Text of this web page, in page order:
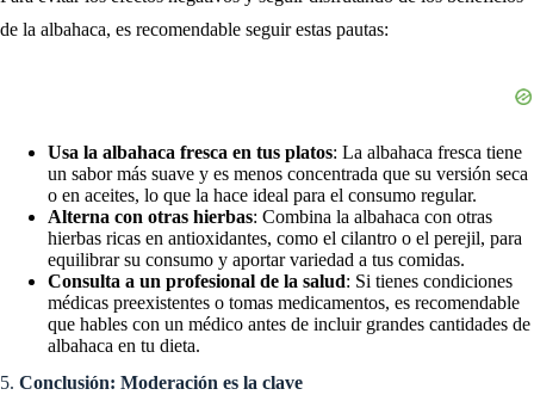
de la albahaca, es recomendable seguir estas pautas:
Usa la albahaca fresca en tus platos: La albahaca fresca tiene
un sabor más suave y es menos concentrada que su versión seca
o en aceites, lo que la hace ideal para el consumo regular.
Alterna con otras hierbas: Combina la albahaca con otras
hierbas ricas en antioxidantes, como el cilantro o el perejil, para
equilibrar su consumo y aportar variedad a tus comidas.
Consulta a un profesional de la salud: Si tienes condiciones
médicas preexistentes o tomas medicamentos, es recomendable
que hables con un médico antes de incluir grandes cantidades de
albahaca en tu dieta.
5. Conclusión: Moderación es la clave